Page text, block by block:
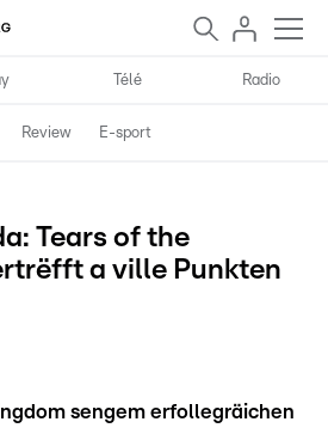
Télé Radio
Review E-sport
Tears of the
a ville Punkten
sengem erfollegräichen